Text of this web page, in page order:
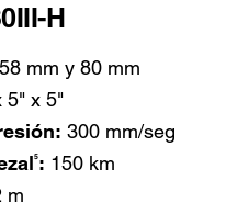
H
58 mm y 80 mm
5" x 5"
300 mm/seg
5: 150 km
m